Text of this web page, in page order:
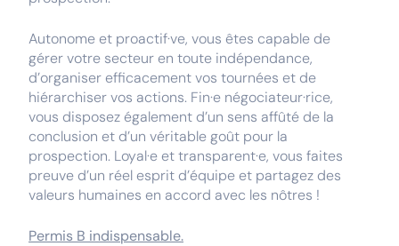
Autonome et proactif·ve, vous êtes capable de
gérer votre secteur en toute indépendance,
d’organiser efficacement vos tournées et de
hiérarchiser vos actions. Fin·e négociateur·rice,
vous disposez également d’un sens affûté de la
conclusion et d’un véritable goût pour la
prospection. Loyal·e et transparent·e, vous faites
preuve d’un réel esprit d’équipe et partagez des
valeurs humaines en accord avec les nôtres !
Permis B indispensable.